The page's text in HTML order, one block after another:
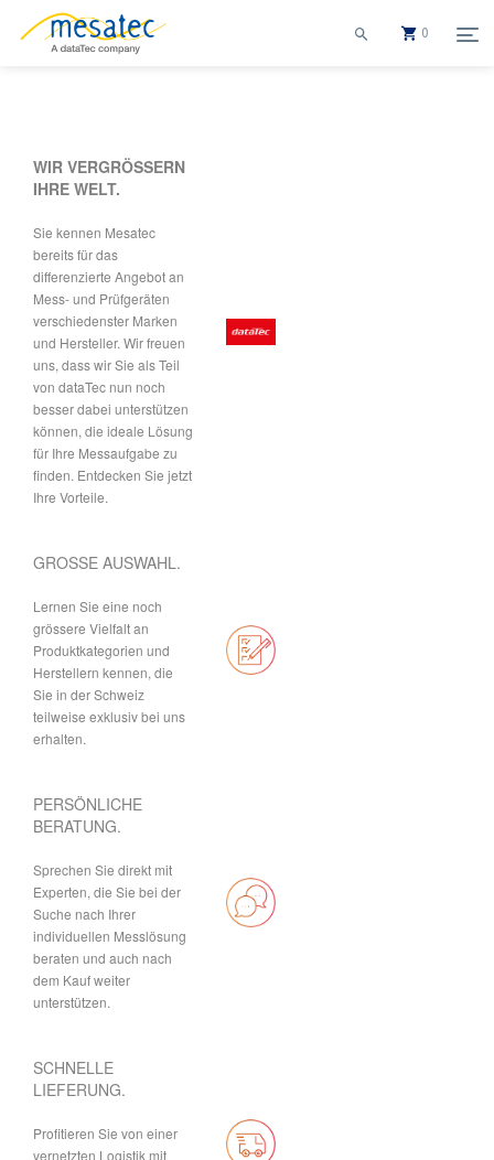
0
WIR VERGRÖSSERN
IHRE WELT.
Sie kennen Mesatec
bereits für das
differenzierte Angebot an
Mess- und Prüfgeräten
verschiedenster Marken
und Hersteller. Wir freuen
uns, dass wir Sie als Teil
von dataTec nun noch
besser dabei unterstützen
können, die ideale Lösung
für Ihre Messaufgabe zu
finden. Entdecken Sie jetzt
Ihre Vorteile.
GROSSE AUSWAHL.
Lernen Sie eine noch
grössere Vielfalt an
Produktkategorien und
Herstellern kennen, die
Sie in der Schweiz
teilweise exklusiv bei uns
erhalten.
PERSÖNLICHE
BERATUNG.
Sprechen Sie direkt mit
Experten, die Sie bei der
Suche nach Ihrer
individuellen Messlösung
beraten und auch nach
dem Kauf weiter
unterstützen.
SCHNELLE
LIEFERUNG.
Profitieren Sie von einer
vernetzten Logistik mit